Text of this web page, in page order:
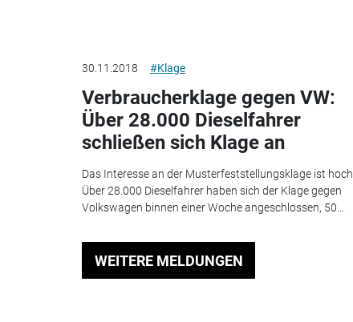
30.11.2018 #Klage
Verbraucherklage gegen VW:
Über 28.000 Dieselfahrer
schließen sich Klage an
Das Interesse an der Musterfeststellungsklage ist hoch.
Über 28.000 Dieselfahrer haben sich der Klage gegen
Volkswagen binnen einer Woche angeschlossen, 50...
WEITERE MELDUNGEN